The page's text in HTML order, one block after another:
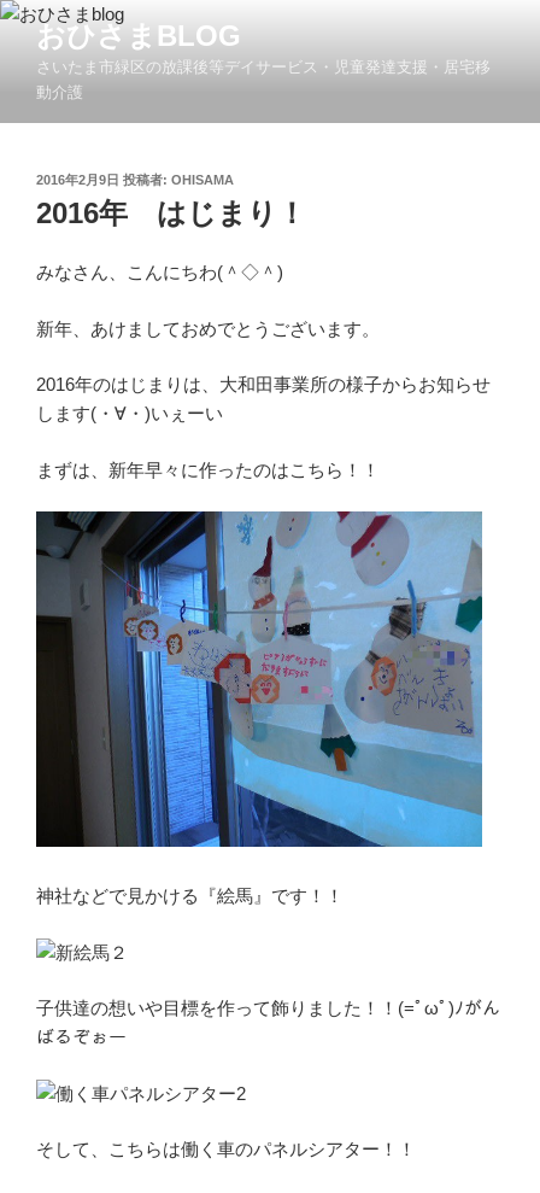
コ
ツ
おひさまBLOG
さいたま市緑区の放課後等デイサービス・児童発達支援・居宅移
動介護
投
稿
日:
2016年2月9日 投稿者: OHISAMA
2016年 はじまり！
みなさん、こんにちわ(＾◇＾)
新年、あけましておめでとうございます。
2016年のはじまりは、大和田事業所の様子からお知らせ
します(・∀・)いぇーい
まずは、新年早々に作ったのはこちら！！
神社などで見かける『絵馬』です！！
子供達の想いや目標を作って飾りました！！(=ﾟωﾟ)ﾉがん
ばるぞぉー
そして、こちらは働く車のパネルシアター！！